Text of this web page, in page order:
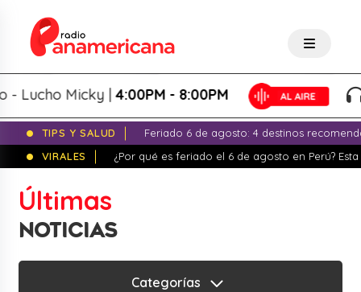
Micky |4:00PM - 8:00PM
TIPS Y SALUD
Feriado 6 de agosto: 4 destinos
VIRALES
¿Por qué es feriado el 6 de agosto en Perú?
Últimas
NOTICIAS
Categorías